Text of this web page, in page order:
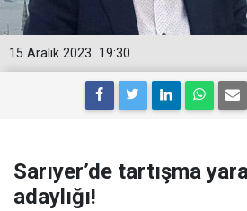
19:30
15 Aralık 2023
Sarıyer’de tartışma
adaylığı!